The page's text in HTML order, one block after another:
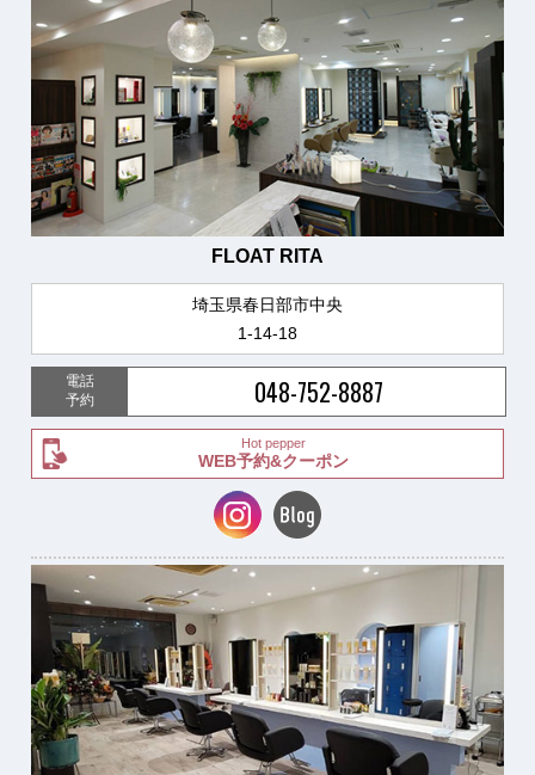
FLOAT RITA
埼玉県春日部市中央
1-14-18
電話
予約
048-752-8887
Hot pepper
WEB予約&クーポン